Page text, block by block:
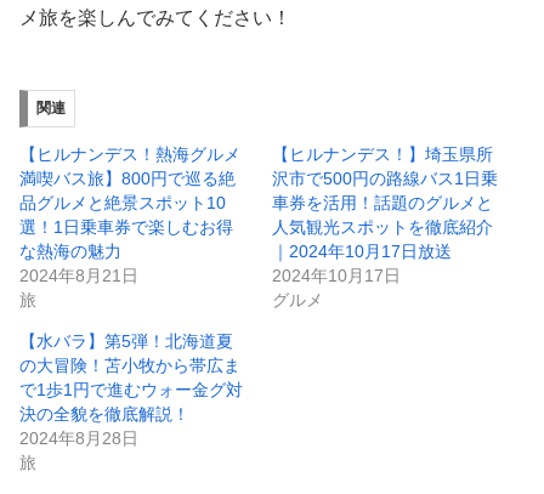
メ旅を楽しんでみてください！
関連
【ヒルナンデス！熱海グルメ
満喫バス旅】800円で巡る絶
品グルメと絶景スポット10
選！1日乗車券で楽しむお得
な熱海の魅力
2024年8月21日
旅
【ヒルナンデス！】埼玉県所
沢市で500円の路線バス1日乗
車券を活用！話題のグルメと
人気観光スポットを徹底紹介
｜2024年10月17日放送
2024年10月17日
グルメ
【水バラ】第5弾！北海道夏
の大冒険！苫小牧から帯広ま
で1歩1円で進むウォー金グ対
決の全貌を徹底解説！
2024年8月28日
旅